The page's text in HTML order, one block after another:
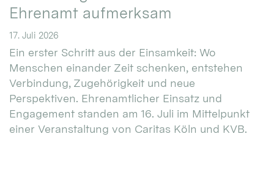
Ehrenamt aufmerksam
17. Juli 2026
Ein erster Schritt aus der Einsamkeit: Wo
Menschen einander Zeit schenken, entstehen
Verbindung, Zugehörigkeit und neue
Perspektiven. Ehrenamtlicher Einsatz und
Engagement standen am 16. Juli im Mittelpunkt
einer Veranstaltung von Caritas Köln und KVB.